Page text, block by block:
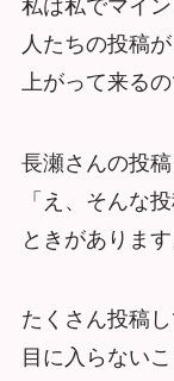
私は私でマイ
人たちの投稿
上がって来る
長瀬さんの投
「え、そんな
ときがあります
たくさん投稿
目に入らない